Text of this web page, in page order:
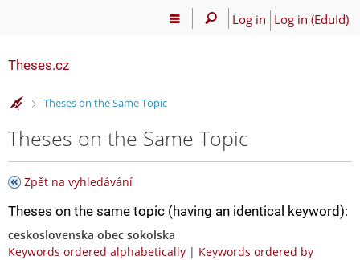
Log in Log in (EduId)
Theses.cz
>
Theses on the Same Topic
Theses on the Same Topic
Zpět na vyhledávání
Theses on the same topic (having an identical keyword):
ceskoslovenska obec sokolska
Keywords ordered alphabetically | Keywords ordered by